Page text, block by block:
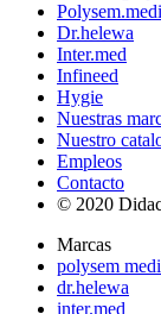
Dr.helewa
Inter.med
Infineed
Hygie
Nuestras
Nuestro
Empleos
Contacto
© 2020
Marcas
polysem
dr.helewa
inter.med